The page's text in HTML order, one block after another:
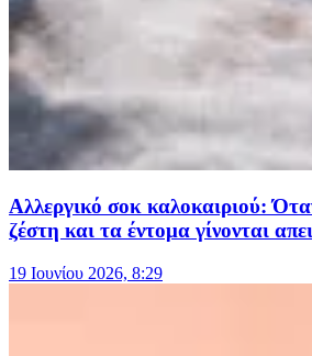
Αλλεργικό σοκ καλοκαιριού:
ζέστη και τα έντομα γίνονται
19 Ιουνίου 2026, 8:29